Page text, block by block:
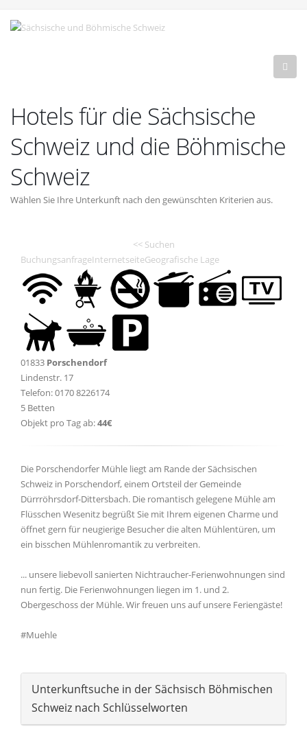
Hotels für die Sächsische
Schweiz und die Böhmische
Schweiz
Wählen Sie Ihre Unterkunft nach den gewünschten Kriterien aus.
<< Suchen
BuchungsanfrageInternetseiteGeografische Lage
01833 Porschendorf
Lindenstr. 17
Telefon: 0170 8226174
5 Betten
Objekt pro Tag ab:44€
Die Porschendorfer Mühle liegt am Rande der Sächsischen
Schweiz in Porschendorf, einem Ortsteil der Gemeinde
Dürrröhrsdorf-Dittersbach. Die romantisch gelegene Mühle am
Flüsschen Wesenitz begrüßt Sie mit Ihrem eigenen Charme und
öffnet gern für neugierige Besucher die alten Mühlentüren, um
ein bisschen Mühlenromantik zu verbreiten.
... unsere liebevoll sanierten Nichtraucher-Ferienwohnungen sind
nun fertig. Die Ferienwohnungen liegen im 1. und 2.
Obergeschoss der Mühle. Wir freuen uns auf unsere Feriengäste!
#Muehle
Unterkunftsuche in der Sächsisch Böhmischen
Schweiz nach Schlüsselworten